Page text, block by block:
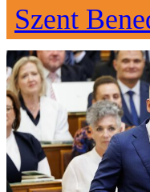
Szent